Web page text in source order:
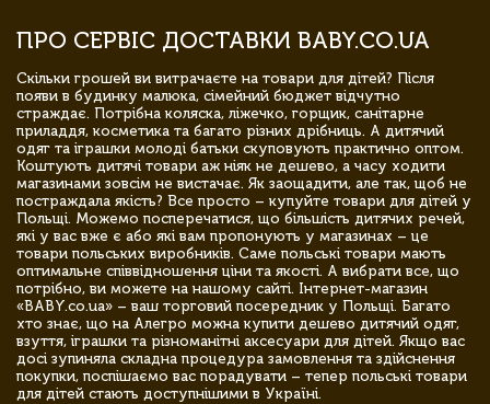
ПРО СЕРВІС ДОСТАВКИ BABY.CO.UA
Скільки грошей ви витрачаєте на товари для дітей? Після
появи в будинку малюка, сімейний бюджет відчутно
страждає. Потрібна коляска, ліжечко, горщик, санітарне
приладдя, косметика та багато різних дрібниць. А дитячий
одяг та іграшки молоді батьки скуповують практично оптом.
Коштують дитячі товари аж ніяк не дешево, а часу ходити
магазинами зовсім не вистачає. Як заощадити, але так, щоб не
постраждала якість? Все просто – купуйте товари для дітей у
Польщі. Можемо посперечатися, що більшість дитячих речей,
які у вас вже є або які вам пропонують у магазинах – це
товари польських виробників. Саме польські товари мають
оптимальне співвідношення ціни та якості. А вибрати все, що
потрібно, ви можете на нашому сайті. Інтернет-магазин
«BABY.co.ua» – ваш торговий посередник у Польщі. Багато
хто знає, що на Алегро можна купити дешево дитячий одяг,
взуття, іграшки та різноманітні аксесуари для дітей. Якщо вас
досі зупиняла складна процедура замовлення та здійснення
покупки, поспішаємо вас порадувати – тепер польські товари
для дітей стають доступнішими в Україні.